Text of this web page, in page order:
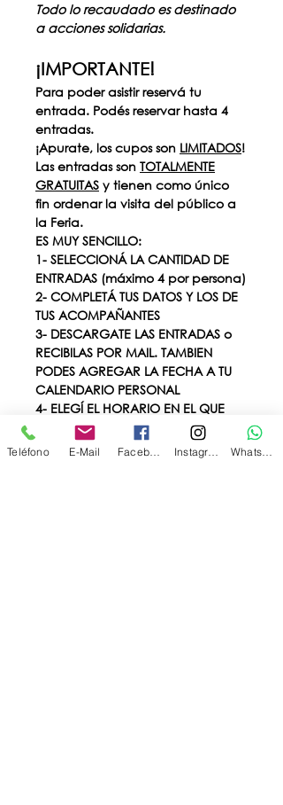
Todo lo recaudado es destinado
a acciones solidarias.
¡IMPORTANTE!
Para poder asistir reservá tu
entrada. Podés reservar hasta 4
entradas.
¡Apurate, los cupos son LIMITADOS!
Las entradas son TOTALMENTE
GRATUITAS y tienen como único
fin ordenar la visita del público a
la Feria.
ES MUY SENCILLO:
1- SELECCIONÁ LA CANTIDAD DE
ENTRADAS (máximo 4 por persona)
2- COMPLETÁ TUS DATOS Y LOS DE
TUS ACOMPAÑANTES
3- DESCARGATE LAS ENTRADAS o
RECIBILAS POR MAIL. TAMBIEN
PODES AGREGAR LA FECHA A TU
CALENDARIO PERSONAL
4- ELEGÍ EL HORARIO EN EL QUE
QUERÉS ASISTIR A LA FERIA.
¡Te esperamos en el horario que
Teléfono E-Mail